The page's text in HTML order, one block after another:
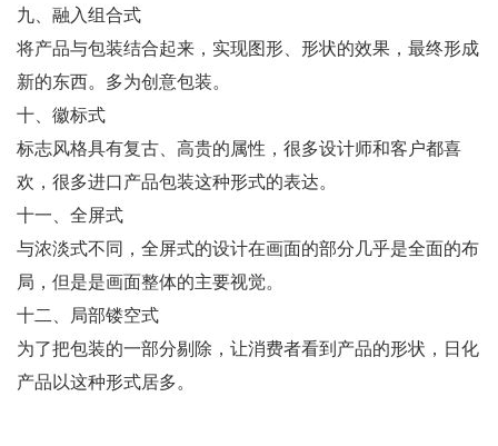
九、融入组合式
将产品与包装结合起来，实现图形、形状的效果，最终形成
新的东西。多为创意包装。
十、徽标式
标志风格具有复古、高贵的属性，很多设计师和客户都喜
欢，很多进口产品包装这种形式的表达。
十一、全屏式
与浓淡式不同，全屏式的设计在画面的部分几乎是全面的布
局，但是是画面整体的主要视觉。
十二、局部镂空式
为了把包装的一部分剔除，让消费者看到产品的形状，日化
产品以这种形式居多。